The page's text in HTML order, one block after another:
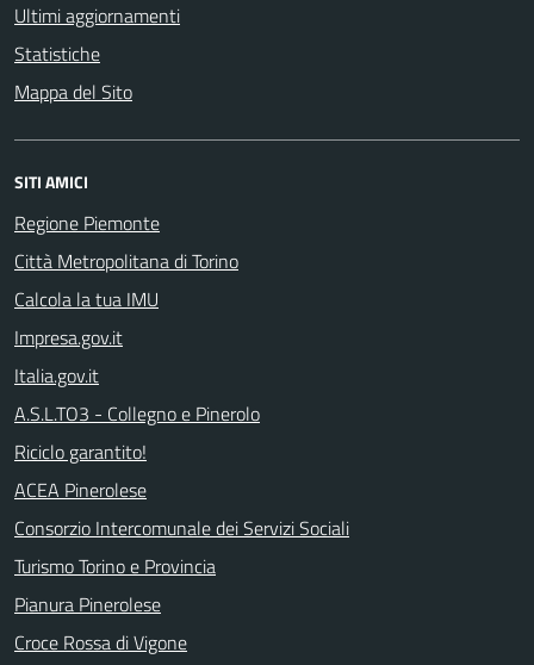
Ultimi aggiornamenti
Statistiche
Mappa del Sito
SITI AMICI
Regione Piemonte
Città Metropolitana di Torino
Calcola la tua IMU
Impresa.gov.it
Italia.gov.it
A.S.L.TO3 - Collegno e Pinerolo
Riciclo garantito!
ACEA Pinerolese
Consorzio Intercomunale dei Servizi Sociali
Turismo Torino e Provincia
Pianura Pinerolese
Croce Rossa di Vigone